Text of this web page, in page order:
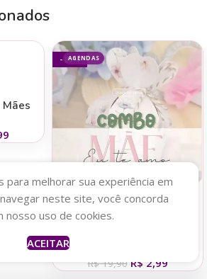
AGENDAS
- 85%
Adicionar ao carrinho
Kit Digital Coleção Mães
R$19,90 R$ 2,99
para melhorar sua experiência em
neste site, você concorda
nosso uso de cookies.
ACEITAR